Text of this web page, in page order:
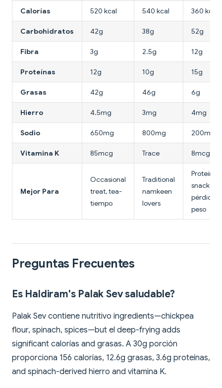
Calorías 520 kcal 540 kcal 360 kcal
Carbohidratos 42g 38g 52g
Fibra 3g 2.5g 12g
Proteínas 12g 10g 15g
Grasas 42g 46g 6g
Hierro 4.5mg 3mg 4mg
Sodio 650mg 800mg 200mg
Vitamina K 85mcg Trace 8mcg
Mejor Para
Occasional
treat, tea-
tiempo
Traditional
namkeen
lovers
Proteínas
snack,
pérdida
peso
Preguntas Frecuentes
Es Haldiram's Palak Sev saludable?
Palak Sev contiene nutritivo ingredients—chickpea
flour, spinach, spices—but el deep-frying adds
significant calorías and grasas. A 30g porción
proporciona 156 calorías, 12.6g grasas, 3.6g proteínas,
and spinach-derived hierro and vitamina K.